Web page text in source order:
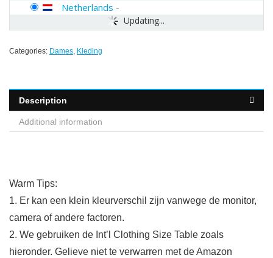
Updating...
Netherlands -
Categories: Dames, Kleding
Description
Additional information
Warm Tips:
1. Er kan een klein kleurverschil zijn vanwege de monitor,
camera of andere factoren.
2. We gebruiken de Int’l Clothing Size Table zoals
hieronder. Gelieve niet te verwarren met de Amazon